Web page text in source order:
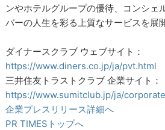
ンやホテルグループの優待、コンシェ
バーの人生を彩る上質なサービスを展
ダイナースクラブ ウェブサイト：
https://www.diners.co.jp/ja/pvt.html
三井住友トラストクラブ 企業サイト：
https://www.sumitclub.jp/ja/
企業プレスリリース詳細へ
PR TIMESトップへ